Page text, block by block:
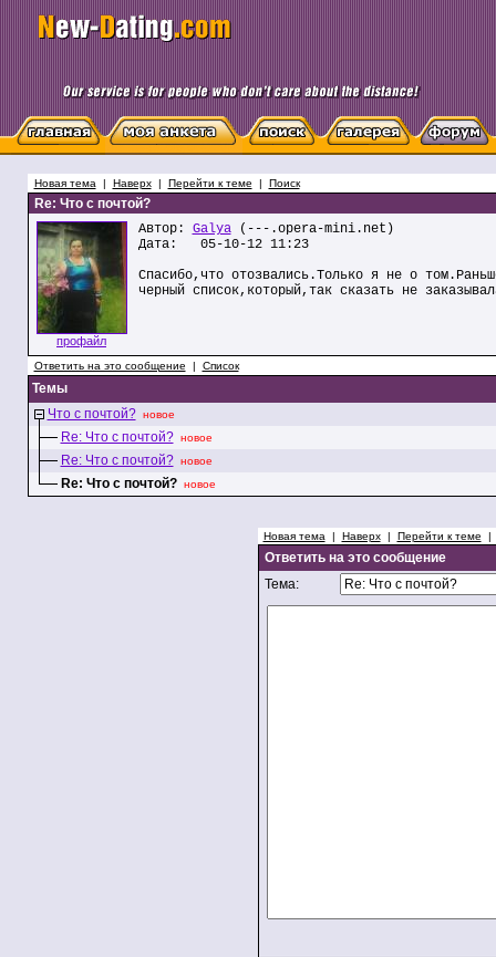
Новая тема | Наверх| Перейти к теме | Поиск
Re: Что с почтой?
профайл
Автор: Galya(---.opera-mini.net)
Дата: 05-10-12 11:23
Спасибо,что отозвались.Только я не о
черный список,который,так сказать не
Ответить на это сообщение | Список
Темы
Что с почтой? новое
Re: Что с почтой? новое
Re: Что с почтой? новое
Re: Что с почтой? новое
Новая тема | Наверх| Перейти к теме
Ответить на это сообщение
Тема: